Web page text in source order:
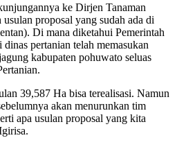
ke Dirjen Tanaman
proposal yang sudah ada di
Di mana diketahui Pemerintah
pertanian telah memasukan
kabupaten pohuwato seluas
39,587 Ha bisa terealisasi. Namun
akan menurunkan tim
apa usulan proposal yang kita